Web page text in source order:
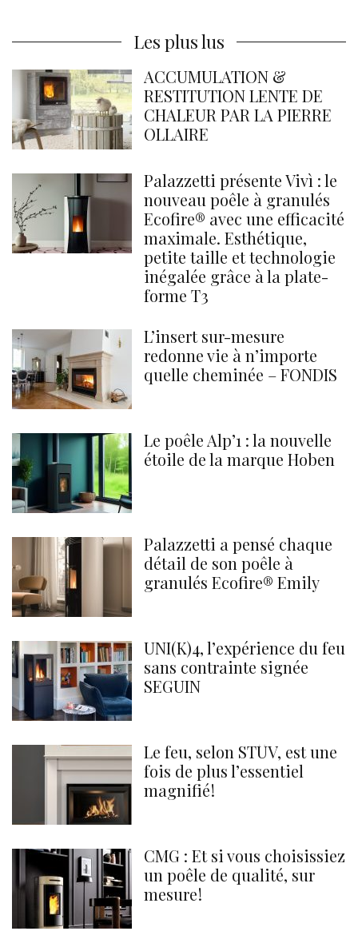
Les plus lus
ACCUMULATION &
RESTITUTION LENTE DE
CHALEUR PAR LA PIERRE
OLLAIRE
Palazzetti présente Vivì : le
nouveau poêle à granulés
Ecofire® avec une efficacité
maximale. Esthétique,
petite taille et technologie
inégalée grâce à la plate-
forme T3
L’insert sur-mesure
redonne vie à n’importe
quelle cheminée – FONDIS
Le poêle Alp’1 : la nouvelle
étoile de la marque Hoben
Palazzetti a pensé chaque
détail de son poêle à
granulés Ecofire® Emily
UNI(K)4, l’expérience du feu
sans contrainte signée
SEGUIN
Le feu, selon STÛV, est une
fois de plus l’essentiel
magnifié !
CMG : Et si vous choisissiez
un poêle de qualité, sur
mesure !